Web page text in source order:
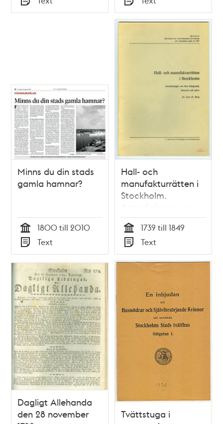
Typ
Typ
Minns du din stads
gamla hamnar?
Tid
1800 till 2010
Typ
Text
Hall- och
manufakturrätten i
Stockholm.
Anteckningar om
dess bakgrund,
historia och arkiv
Tid
1739 till 1849
Typ
Text
Dagligt Allehanda
den 28 november
Tvättstuga i